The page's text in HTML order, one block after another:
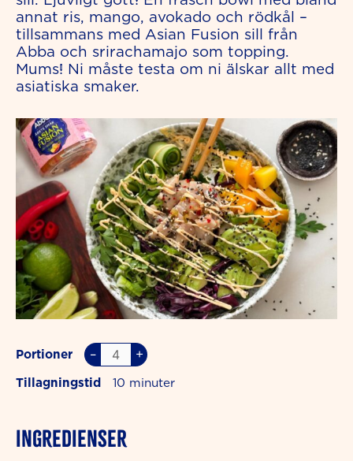
annat ris, mango, avokado och rödkål –
tillsammans med Asian Fusion sill från
Abba och srirachamajo som topping.
Mums! Ni måste testa om ni älskar allt med
asiatiska smaker.
Portioner – +
Tillagningstid 10
INGREDIENSER